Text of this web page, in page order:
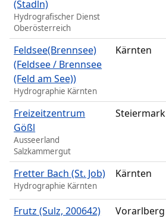
(Stadln)
Hydrografischer Dienst
Oberösterreich
Feldsee(Brennsee)
(Feldsee / Brennsee
(Feld am See))
Hydrographie Kärnten
Kärnten
Freizeitzentrum
Gößl
Ausseerland
Salzkammergut
Steiermark
Fretter Bach (St. Job)
Hydrographie Kärnten
Kärnten
Frutz (Sulz, 200642)
Vorarlberg